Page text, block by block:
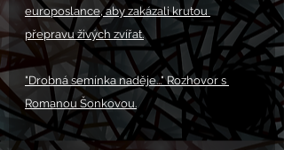
europoslance, aby zakázali krutou
přepravu živých zvířat.
"Drobná semínka naděje..." Rozhovor s
Romanou Šonkovou.